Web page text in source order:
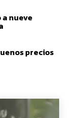
a nueve
precios